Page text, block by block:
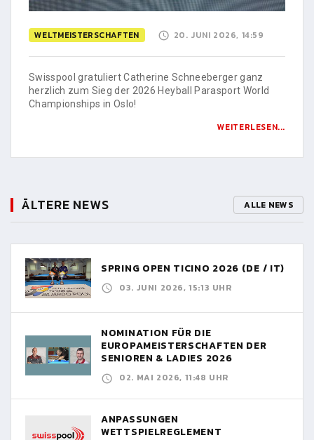
WELTMEISTERSCHAFTEN 20. JUNI 2026, 14:59
Swisspool gratuliert Catherine Schneeberger ganz
herzlich zum Sieg der 2026 Heyball Parasport World
Championships in Oslo!
WEITERLESEN...
ÄLTERE NEWS ALLE NEWS
SPRING OPEN TICINO 2026 (DE / IT)
03. JUNI 2026, 15:13 UHR
NOMINATION FÜR DIE
EUROPAMEISTERSCHAFTEN DER
SENIOREN & LADIES 2026
02. MAI 2026, 11:48 UHR
ANPASSUNGEN
WETTSPIELREGLEMENT